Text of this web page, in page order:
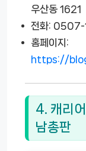
우산동 1621
전화:
홈페이지:
https://
4. 캐리
남총판